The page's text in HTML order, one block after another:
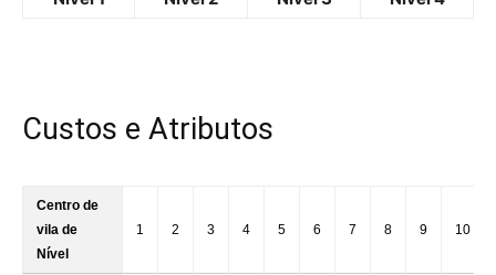
Custos e Atributos
Centro de
vila de
Nível
1 2 3 4 5 6 7 8 9 10